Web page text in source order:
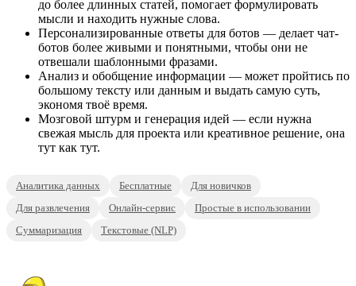
до более длинных статей, помогает формулировать
мысли и находить нужные слова.
Персонализированные ответы для ботов — делает чат-
ботов более живыми и понятными, чтобы они не
отвешали шаблонными фразами.
Анализ и обобщение информации — может пройтись по
большому тексту или данным и выдать самую суть,
экономя твоё время.
Мозговой штурм и генерация идей — если нужна
свежая мысль для проекта или креативное решение, она
тут как тут.
Аналитика данных Бесплатные
Для новичков
Для развлечения
Онлайн-сервис
Простые в использовании
Суммаризация
Текстовые (NLP)